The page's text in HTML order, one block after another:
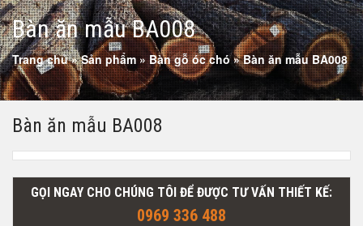
Bàn ăn mẫu BA008
Trang chủ»Sản phẩm»Bàn gỗ óc chó»Bàn ăn mẫu BA008
Bàn ăn mẫu BA008
GỌI NGAY CHO CHÚNG TÔI ĐỂ ĐƯỢC TƯ VẤN THIẾT KẾ:
0969 336 488